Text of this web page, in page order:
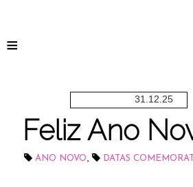
≡
31.12.25
Feliz Ano
ANO NOVO, DATAS